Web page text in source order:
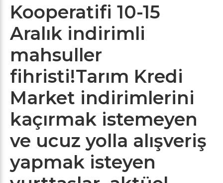
Kooperatifi 10-15
Aralık indirimli
mahsuller
fihristi!Tarım Kredi
Market indirimlerini
kaçırmak istemeyen
ve ucuz yolla alışveriş
yapmak isteyen